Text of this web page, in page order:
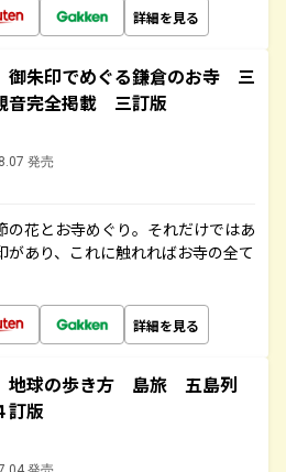
詳細を見る
朱印でめぐる鎌倉のお寺 三
音完全掲載 三訂版
発売
の花とお寺めぐり。それだけではあ
があり、これに触れればお寺の全て
詳細を見る
球の歩き方 島旅 五島列
版